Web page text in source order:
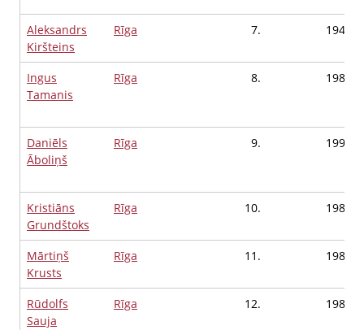
Aleksandrs
Kiršteins
Rīga 7. 1948
Ingus
Tamanis
Rīga 8. 1980
Daniēls
Āboliņš
Rīga 9. 1993
Kristiāns
Grundštoks
Rīga 10. 1980
Mārtiņš
Krusts
Rīga 11. 1988
Rūdolfs
Sauja
Rīga 12. 1982